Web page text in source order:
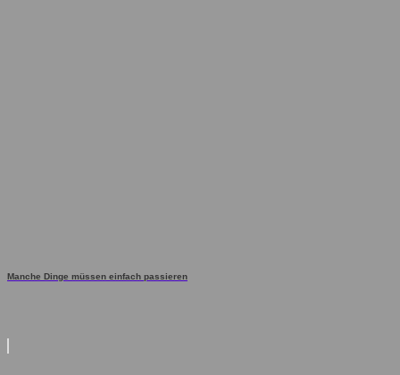
Manche Dinge müssen einfach passieren